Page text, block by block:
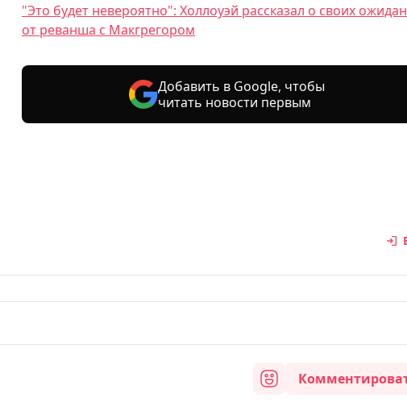
"Это будет невероятно": Холлоуэй рассказал о своих
от реванша с Макгрегором
Добавить в Google, чтобы
читать новости первым